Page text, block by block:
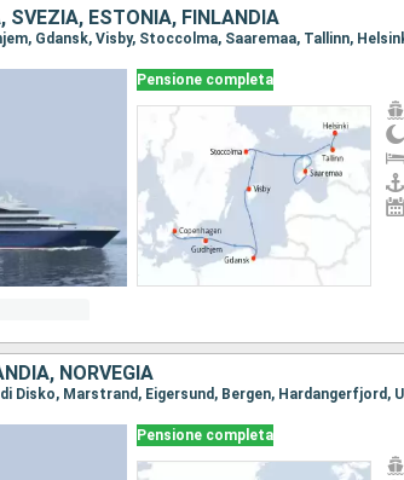
SVEZIA, ESTONIA, FINLANDIA
Gdansk, Visby, Stoccolma, Saaremaa, Tallinn,
Pensione completa
NORVEGIA
Pensione completa